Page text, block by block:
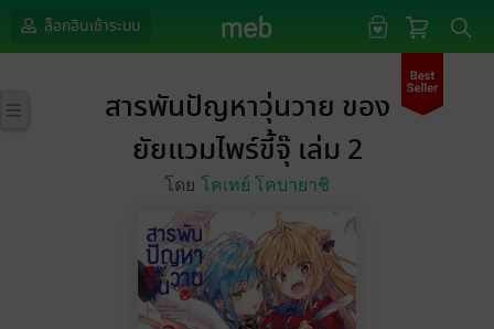
ล็อกอินเข้าระบบ
สารพันปัญหาวุ่นวาย ของ
ยัยแวมไพร์ขี้จุ๊ เล่ม 2
โดย โคเทย์ โคบายาชิ